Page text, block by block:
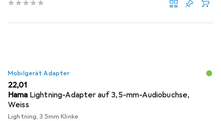
Mobilgerät Adapter
EUR
22,01
Hama Lightning-Adapter auf 3,5-mm-Audiobuchse,
Weiss
Lightning, 3.5mm Klinke